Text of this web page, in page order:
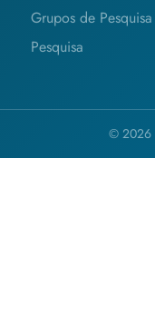
Grupos de Pesquisa
Pesquisa
© 2026